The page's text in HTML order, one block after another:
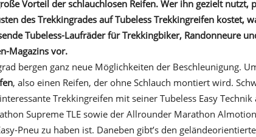
Vorteil der schlauchlosen Reifen. Wer ihn gezielt
des Trekkingrades auf Tubeless Trekkingreifen kostet,
Tubeless-Laufräder für Trekkingbiker, Randonneure
Magazins vor.
bergen ganz neue Möglichkeiten der Beschleunigung.
, also einen Reifen, der ohne Schlauch montiert wird.
Trekkingreifen mit seiner Tubeless Easy
Supreme TLE sowie der Allrounder Marathon
Pneu zu haben ist. Daneben gibt’s den